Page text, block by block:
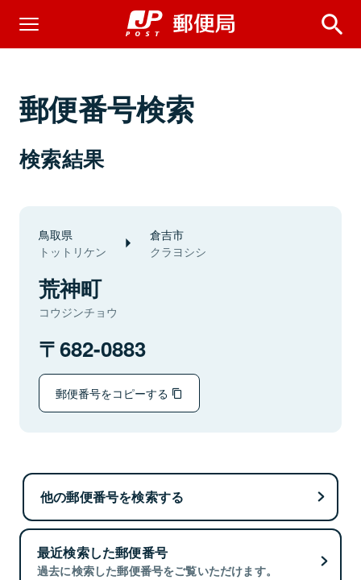
郵便番号検索
検索結果
鳥取県
トットリケン
倉吉市
クラヨシシ
荒神町
コウジンチョウ
682-0883
郵便番号をコピーする
他の郵便番号を検索する
最近検索した郵便番号
過去に検索した郵便番号をご覧いただけます。